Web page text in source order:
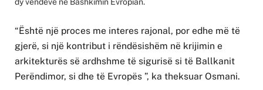
“Është një proces me interes rajonal, por edhe më të
gjerë, si një kontribut i rëndësishëm në krijimin e
arkitekturës së ardhshme të sigurisë si të Ballkanit
Perëndimor, si dhe të Evropës ”, ka theksuar Osmani.